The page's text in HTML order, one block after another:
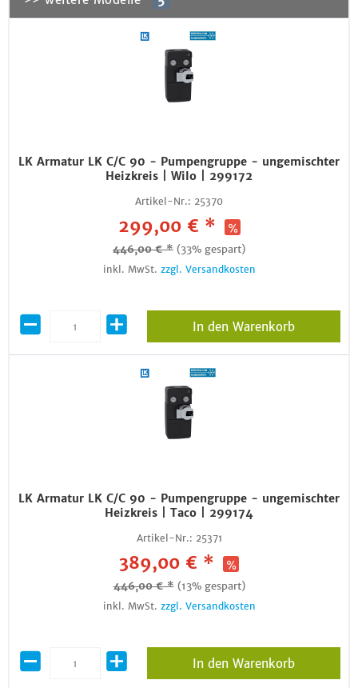
LK Armatur LK C/C 90 - Pumpengruppe - ungemischter
Heizkreis | Wilo | 299172
Artikel-Nr.: 25370
299,00 € *
446,00 € * (33% gespart)
inkl. MwSt. zzgl. Versandkosten
In den Warenkorb
LK Armatur LK C/C 90 - Pumpengruppe - ungemischter
Heizkreis | Taco | 299174
Artikel-Nr.: 25371
389,00 € *
446,00 € * (13% gespart)
inkl. MwSt. zzgl. Versandkosten
In den Warenkorb